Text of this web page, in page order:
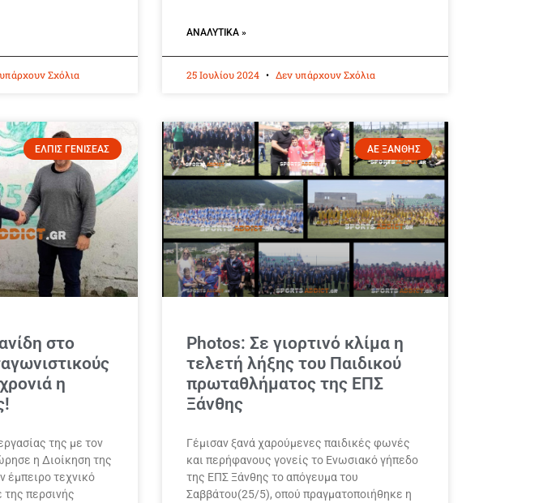
Σχόλια
ΑΝΑΛΥΤΙΚΆ »
25 Ιουλίου 2024 Δεν υπάρχουν Σχόλια
ΕΛΠΙΣ ΓΕΝΙΣΕΑΣ
στο
η
της με τον
η Διοίκηση της
έμπειρο τεχνικό
της περσινής
ΑΕ ΞΑΝΘΗΣ
Photos: Σε γιορτινό κλίμα η
τελετή λήξης του Παιδικού
πρωταθλήματος της ΕΠΣ
Ξάνθης
Γέμισαν ξανά χαρούμενες παιδικές φωνές
και περήφανους γονείς το Ενωσιακό γήπεδο
της ΕΠΣ Ξάνθης το απόγευμα του
Σαββάτου(25/5), οπού πραγματοποιήθηκε η